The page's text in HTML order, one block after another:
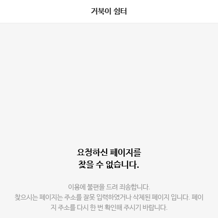
거북이 쉼터
요청하신 페이지를
찾을 수 없습니다.
이용에 불편을 드려 죄송합니다.
찾으시는 페이지는 주소를 잘못 입력하였거나 삭제된 페이지 입니다. 페이
지 주소를 다시 한 번 확인해 주시기 바랍니다.